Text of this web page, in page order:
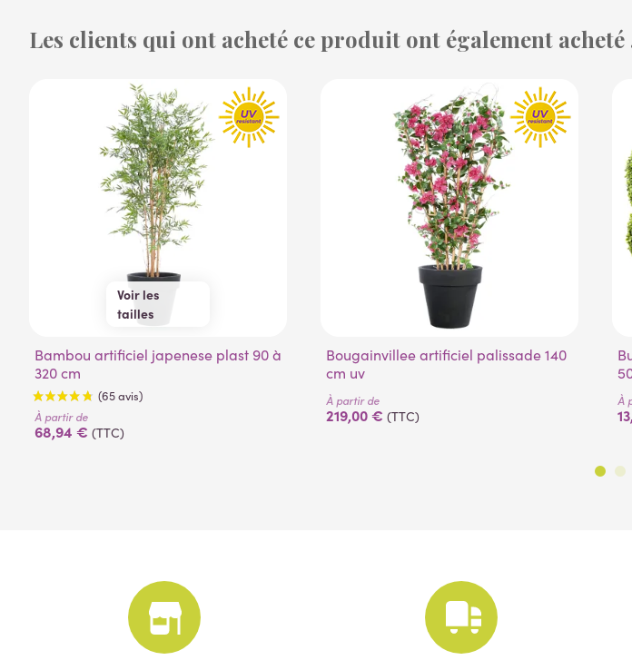
(1 avis)
(53 avis)
Les clients qui ont acheté ce produit ont également acheté
Voir les
tailles
120 cm210 cm
280 cm
Bambou artificiel japenese plast 90 à
320 cm
À partir de
68,94 € (TTC)
Bougainvillee artificiel palissade 140
cm uv
À partir de
219,00 € (TTC)
Buis artificiel boule gr diamètre 22 à
À